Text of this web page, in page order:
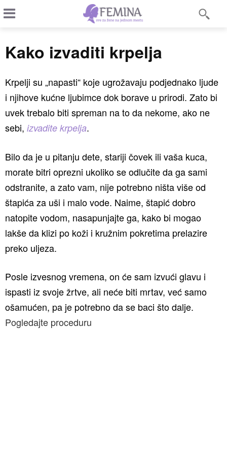
Kako izvaditi krpelja
Krpelji su „napasti“ koje ugrožavaju podjednako ljude
i njihove kućne ljubimce dok borave u prirodi. Zato bi
uvek trebalo biti spreman na to da nekome, ako ne
sebi, izvadite krpelja.
Bilo da je u pitanju dete, stariji čovek ili vaša kuca,
morate bitri oprezni ukoliko se odlučite da ga sami
odstranite, a zato vam, nije potrebno ništa više od
štapića za uši i malo vode. Naime, štapić dobro
natopite vodom, nasapunjajte ga, kako bi mogao
lakše da klizi po koži i kružnim pokretima prelazire
preko uljeza.
Posle izvesnog vremena, on će sam izvući glavu i
ispasti iz svoje žrtve, ali neće biti mrtav, već samo
ošamućen, pa je potrebno da se baci što dalje.
Pogledajte proceduru